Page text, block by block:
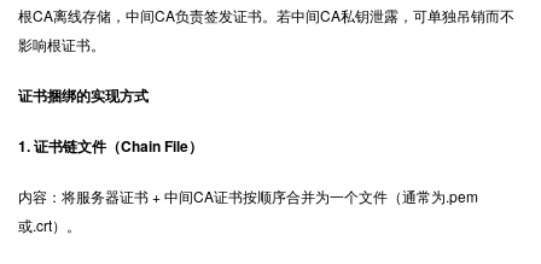
根CA离线存储，中间CA负责签发证书。若中间CA私钥泄露，可单独吊销而不
影响根证书。
证书捆绑的实现方式
1. 证书链文件（Chain File）
内容：将服务器证书 + 中间CA证书按顺序合并为一个文件（通常为.pem
或.crt）。